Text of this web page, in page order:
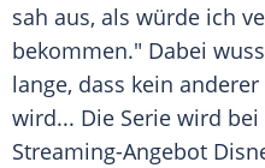
sah aus, als würde ich
bekommen." Dabei
lange, dass kein
wird... Die Serie wird
Streaming-Angebot